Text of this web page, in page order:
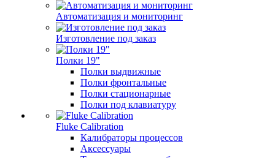
Автоматизация и мониторинг
Изготовление под заказ
Полки 19"
Полки выдвижные
Полки фронтальные
Полки стационарные
Полки под клавиатуру
Fluke Calibration
Калибраторы процессов
Аксессуары